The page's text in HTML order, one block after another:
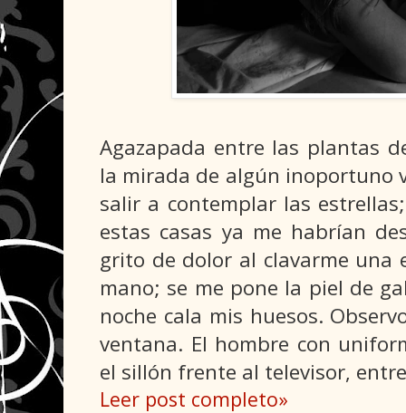
Agazapada entre las plantas
la mirada de algún inoportuno
salir a contemplar las
estas casas ya me habrían
grito de dolor al clavarme una
mano; se me pone la piel de
noche cala mis huesos.
ventana. El hombre con
el sillón frente al televisor,
Leer post completo»